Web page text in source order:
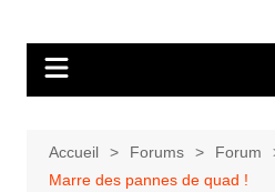
Accueil Forums
Forum
Marre des pannes de quad !